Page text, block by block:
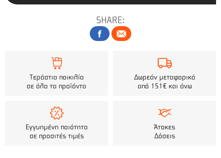
SHARE:
Τεράστια ποικιλία
σε όλα τα προϊόντα
Δωρεάν μεταφορικά
από 151€ και άνω
Εγγυημένη ποιότητα
σε προσιτές τιμές
Άτοκες
Δόσεις